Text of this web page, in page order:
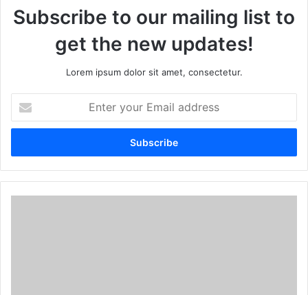
Subscribe to our mailing list to
get the new updates!
Lorem ipsum dolor sit amet, consectetur.
t
r
y